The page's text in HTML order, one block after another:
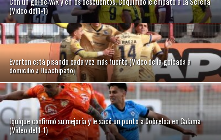
(Video del 1-1)
Everton está pisando cada vez más fuerte (Video de la goleada a
domicilio a Huachipato)
Iquique confirmó su mejoría y le sacó un punto a Cobreloa en Calama
(Video del 1-1)